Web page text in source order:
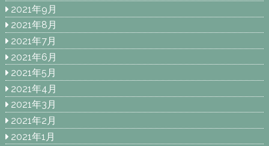
2021年9月
2021年8月
2021年7月
2021年6月
2021年5月
2021年4月
2021年3月
2021年2月
2021年1月